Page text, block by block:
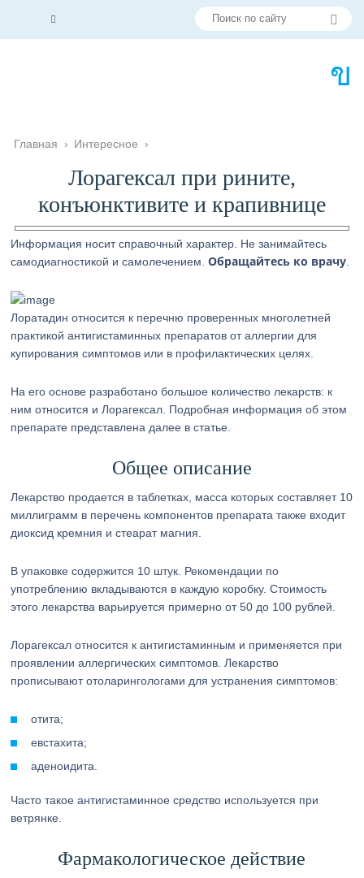
Главная › Интересное ›
Лорагексал при рините,
конъюнктивите и крапивнице
Информация носит справочный характер. Не занимайтесь
самодиагностикой и самолечением.Обращайтесь ко врачу
Лоратадин относится к перечню проверенных многолетней
практикой антигистаминных препаратов от аллергии для
купирования симптомов или в профилактических целях.
На его основе разработано большое количество лекарств: к
ним относится и Лорагексал. Подробная информация об этом
препарате представлена далее в статье.
Общее описание
Лекарство продается в таблетках, масса которых составляет 10
миллиграмм в перечень компонентов препарата также входит
диоксид кремния и стеарат магния.
В упаковке содержится 10 штук. Рекомендации по
употреблению вкладываются в каждую коробку. Стоимость
этого лекарства варьируется примерно от 50 до 100 рублей.
Лорагексал относится к антигистаминным и применяется при
проявлении аллергических симптомов. Лекарство
прописывают отоларингологами для устранения симптомов:
отита;
евстахита;
аденоидита.
Часто такое антигистаминное средство используется при
ветрянке.
Фармакологическое действие